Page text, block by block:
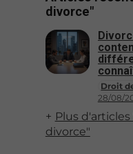
divorce"
Droit
28/08/
Plus
divorce"